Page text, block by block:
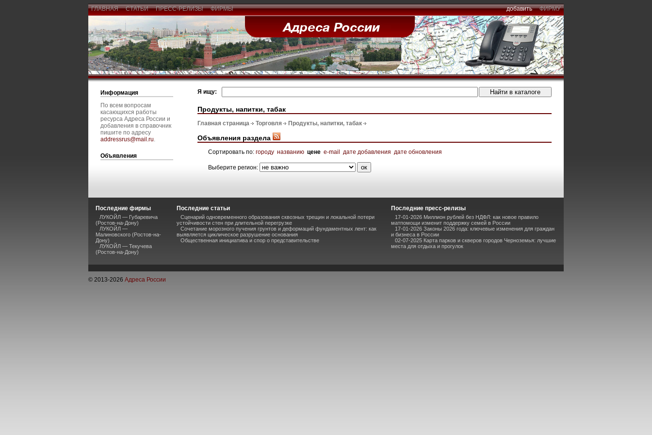
ГЛАВНАЯ СТАТЬИ ПРЕСС-РЕЛИЗЫ ФИРМЫ добавить ФИРМУ
Информация
По всем вопросам
касающихся работы
ресурса Адреса России и
добавления в справочник
пишите по адресу
addressrus@mail.ru.
Объявления
Я ищу:
Продукты, напитки, табак
Главная страница Торговля Продукты, напитки, табак
Объявления раздела
Сортировать по: городу названию цене e-mail дате добавления дате обновления
Выберите регион:
Последние фирмы
ЛУКОЙЛ — Губаревича
(Ростов-на-Дону)
ЛУКОЙЛ —
Малиновского (Ростов-на-
Дону)
ЛУКОЙЛ — Текучева
(Ростов-на-Дону)
Последние статьи
Сценарий одновременного образования сквозных трещин и локальной потери
устойчивости стен при длительной перегрузке
Сочетание морозного пучения грунтов и деформаций фундаментных лент: как
выявляется циклическое разрушение основания
Общественная инициатива и спор о представительстве
Последние пресс-релизы
17-01-2026 Миллион рублей без НДФЛ: как новое правило
матпомощи изменит поддержку семей в России
17-01-2026 Законы 2026 года: ключевые изменения для граждан
и бизнеса в России
02-07-2025 Карта парков и скверов городов Черноземья: лучшие
места для отдыха и прогулок
© 2013-2026 Адреса России